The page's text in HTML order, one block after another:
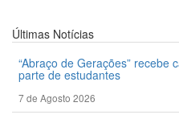
Últimas Notícias
“Abraço de Gerações” recebe
parte de estudantes
7 de Agosto 2026